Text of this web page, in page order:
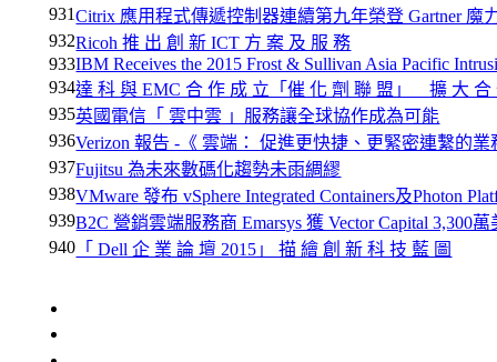
931Citrix 應用程式傳遞控制器連續第九年榮登 Gartner 魔
932Ricoh 推 出 創 新 ICT 方 案 及 服 務
933IBM Receives the 2015 Frost & Sullivan Asia Pacific
934達 科 與 EMC 合 作 成 立「催 化 劑 聯 盟」 擴 大 合
935英國電信「 雲中雲 」服務讓全球協作成為可能
936Verizon 報告 -《 雲端： 促進更快捷、更緊密連繫的業
937Fujitsu 為未來數碼化趨勢未雨綢繆
938VMware 發布 vSphere Integrated Containers及Photon
939B2C 營銷雲端服務商 Emarsys 獲 Vector Capital 3,300
940 「 Dell 企 業 論 壇 2015」 描 繪 創 新 科 技 藍 圖